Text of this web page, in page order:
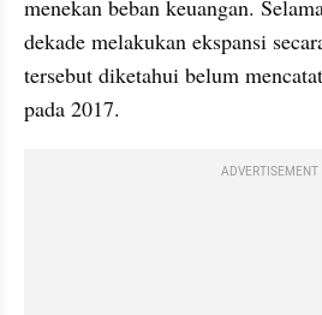
menekan beban keuangan.
dekade melakukan ekspansi
tersebut diketahui belum
pada 2017.
ADVERTISEMENT